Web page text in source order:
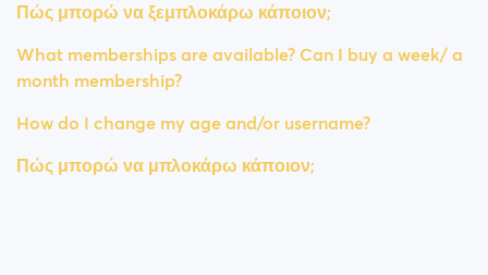
Πώς μπορώ να ξεμπλοκάρω κάποιον;
What memberships are available? Can I buy a week/ a
month membership?
How do I change my age and/or username?
Πώς μπορώ να μπλοκάρω κάποιον;